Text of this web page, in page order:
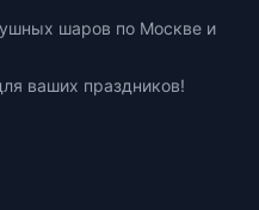
шаров по Москве и
ваших праздников!